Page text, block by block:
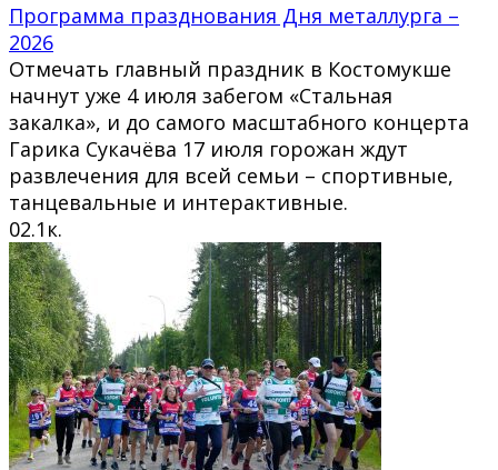
Программа празднования Дня металлурга –
2026
Отмечать главный праздник в Костомукше
начнут уже 4 июля забегом «Стальная
закалка», и до самого масштабного концерта
Гарика Сукачёва 17 июля горожан ждут
развлечения для всей семьи – спортивные,
танцевальные и интерактивные.
02.1к.